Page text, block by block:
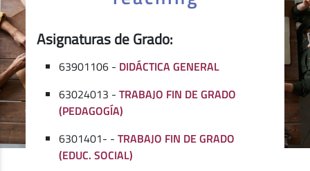
Asignaturas de Grado:
63901106 - DIDÁCTICA GENERAL
63024013 -TRABAJO FIN DE GRADO
(PEDAGOGÍA)
6301401- -TRABAJO FIN DE GRADO
(EDUC. SOCIAL)